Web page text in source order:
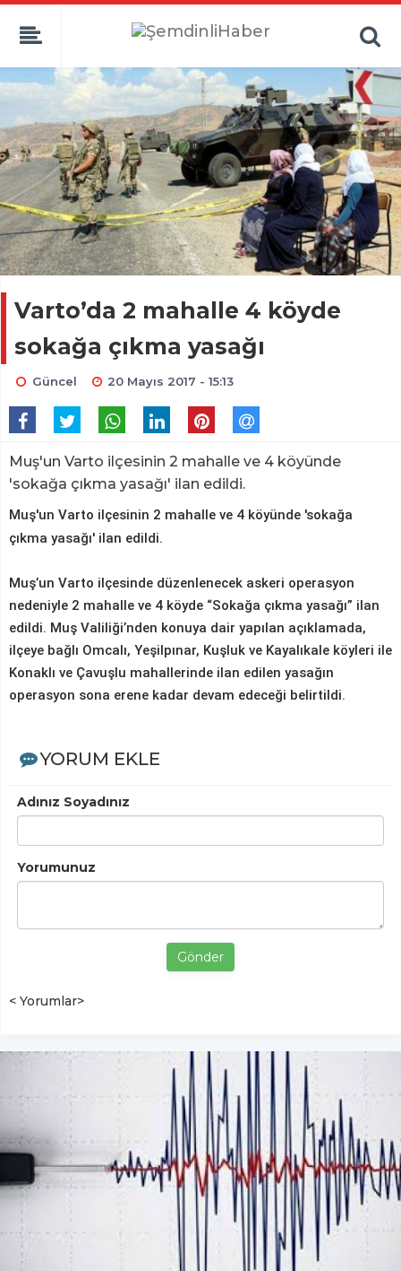
Varto’da 2 mahalle 4 köyde
sokağa çıkma yasağı
Güncel 20 Mayıs 2017 - 15:13
Muş'un Varto ilçesinin 2 mahalle ve 4 köyünde
'sokağa çıkma yasağı' ilan edildi.
Muş'un Varto ilçesinin 2 mahalle ve 4 köyünde 'sokağa
çıkma yasağı' ilan edildi.
Muş’un Varto ilçesinde düzenlenecek askeri operasyon
nedeniyle 2 mahalle ve 4 köyde “Sokağa çıkma yasağı” ilan
edildi. Muş Valiliği’nden konuya dair yapılan açıklamada,
ilçeye bağlı Omcalı, Yeşilpınar, Kuşluk ve Kayalıkale köyleri ile
Konaklı ve Çavuşlu mahallerinde ilan edilen yasağın
operasyon sona erene kadar devam edeceği belirtildi.
YORUM EKLE
Adınız Soyadınız
Yorumunuz
Gönder
< Yorumlar>